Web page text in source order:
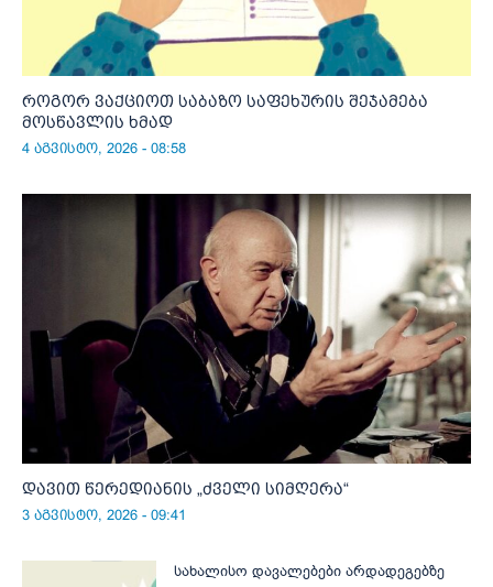
როგორ ვაქციოთ საბაზო საფეხურის შეჯამება
მოსწავლის ხმად
4 აგვისტო, 2026 - 08:58
დავით წერედიანის „ძველი სიმღერა“
3 აგვისტო, 2026 - 09:41
სახალისო დავალებები არდადეგებზე